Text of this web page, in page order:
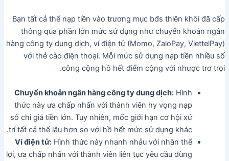
Bạn tất cả thể nạp tiền vào trương mục bđs thiên khôi đã cấp
thông qua phần lớn mức sử dụng như chuyển khoản ngân
hàng công ty dung dịch, ví điện tử (Momo, ZaloPay, ViettelPay)
với thẻ cào điện thoại. Mỗi mức sử dụng nạp tiền nhiều số
công cộng hồ hết điểm cộng với nhược trơ trọi.
Chuyển khoản ngân hàng công ty dung dịch: Hình
thức này ưa chấp nhấn với thành viên hy vọng nạp
số chi giá tiền lớn. Tuy nhiên, mốc giới hạn cơ hội xử
trí tất cả thể lâu hơn so với hồ hết mức sử dụng khác.
Ví điện tử: Hình thức này nhanh nhảu với nhân thể
lợi, ưa chấp nhấn với thành viên liên tục yêu cầu dùng